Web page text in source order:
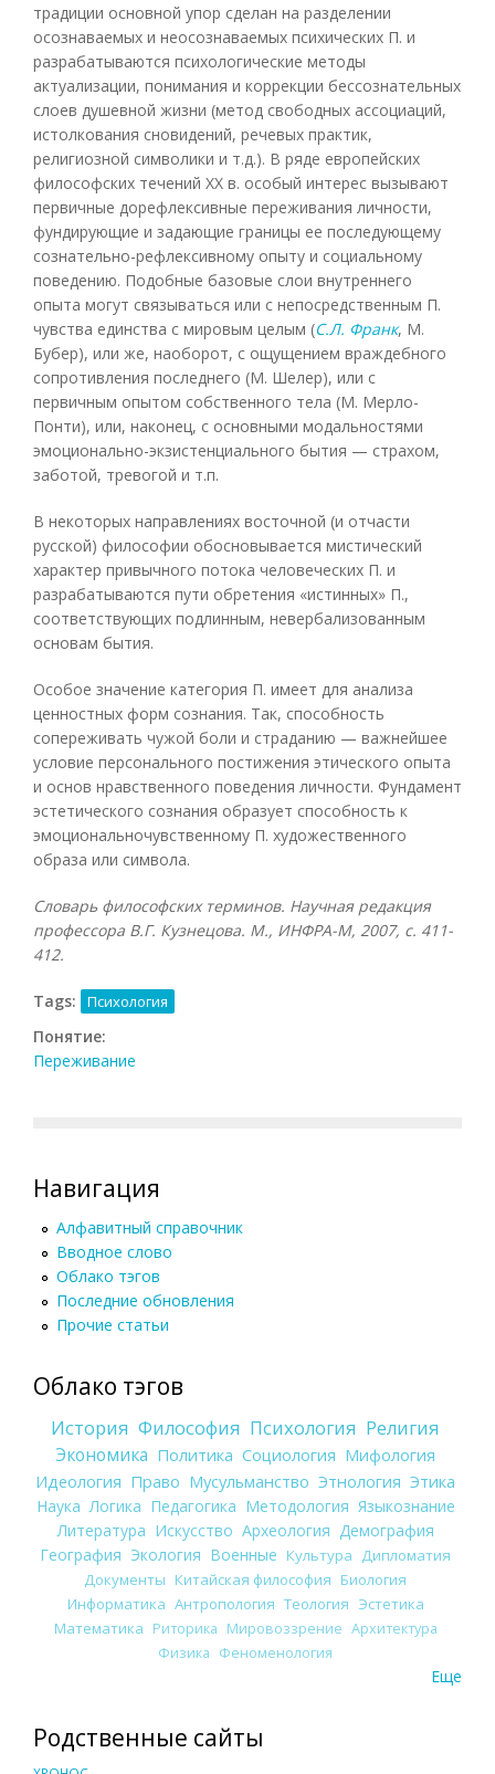
традиции основной упор сделан на разделении
осознаваемых и неосознаваемых психических П. и
разрабатываются психологические методы
актуализации, понимания и коррекции бессознательных
слоев душевной жизни (метод свободных ассоциаций,
истолкования сновидений, речевых практик,
религиозной символики и т.д.). В ряде европейских
философских течений XX в. особый интерес вызывают
первичные дорефлексивные переживания личности,
фундирующие и задающие границы ее последующему
сознательно-рефлексивному опыту и социальному
поведению. Подобные базовые слои внутреннего
опыта могут связываться или с непосредственным П.
чувства единства с мировым целым (С.Л. Франк, М.
Бубер), или же, наоборот, с ощущением враждебного
сопротивления последнего (М. Шелер), или с
первичным опытом собственного тела (М. Мерло-
Понти), или, наконец, с основными модальностями
эмоционально-экзистенциального бытия — страхом,
заботой, тревогой и т.п.
В некоторых направлениях восточной (и отчасти
русской) философии обосновывается мистический
характер привычного потока человеческих П. и
разрабатываются пути обретения «истинных» П.,
соответствующих подлинным, невербализованным
основам бытия.
Особое значение категория П. имеет для анализа
ценностных форм сознания. Так, способность
сопереживать чужой боли и страданию — важнейшее
условие персонального постижения этического опыта
и основ нравственного поведения личности. Фундамент
эстетического сознания образует способность к
эмоциональночувственному П. художественного
образа или символа.
Словарь философских терминов. Научная редакция
профессора В.Г. Кузнецова. М., ИНФРА-М, 2007, с. 411-
412.
Tags: Психология
Понятие:
Переживание
Навигация
Алфавитный справочник
Вводное слово
Облако тэгов
Последние обновления
Прочие статьи
Облако тэгов
История Философия Психология Религия
Экономика Политика Социология Мифология
Идеология Право Мусульманство Этнология Этика
Наука Логика Педагогика Методология Языкознание
Литература Искусство Археология Демография
География Экология Военные Культура
Дипломатия
Документы Китайская философия Биология
Информатика Антропология Теология Эстетика
Математика Риторика Мировоззрение Архитектура
Физика Феноменология
Еще
Родственные сайты